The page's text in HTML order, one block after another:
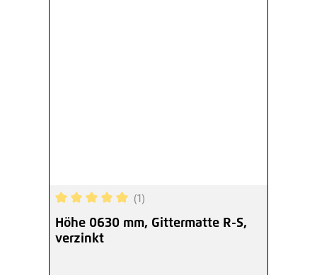
Durchschnittliche Bewertung von 5 von 5
(1)
Höhe 0630 mm, Gittermatte R-S,
verzinkt